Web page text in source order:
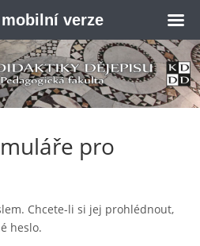
pro
Chcete-li si jej prohlédnout,
heslo.
mobilní verze